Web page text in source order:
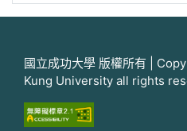
國立成功大學 版權所有 |
Kung University all rights